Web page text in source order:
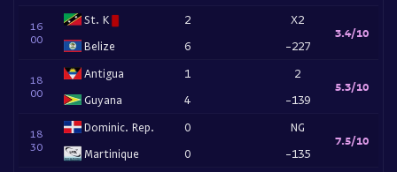
16
00
St. K
Belize
2
6
X2
-227
3.4/10
18
00
Antigua
Guyana
1
4
2
-139
5.3/10
18
30
Dominic. Rep.
Martinique
0
0
NG
-135
7.5/10